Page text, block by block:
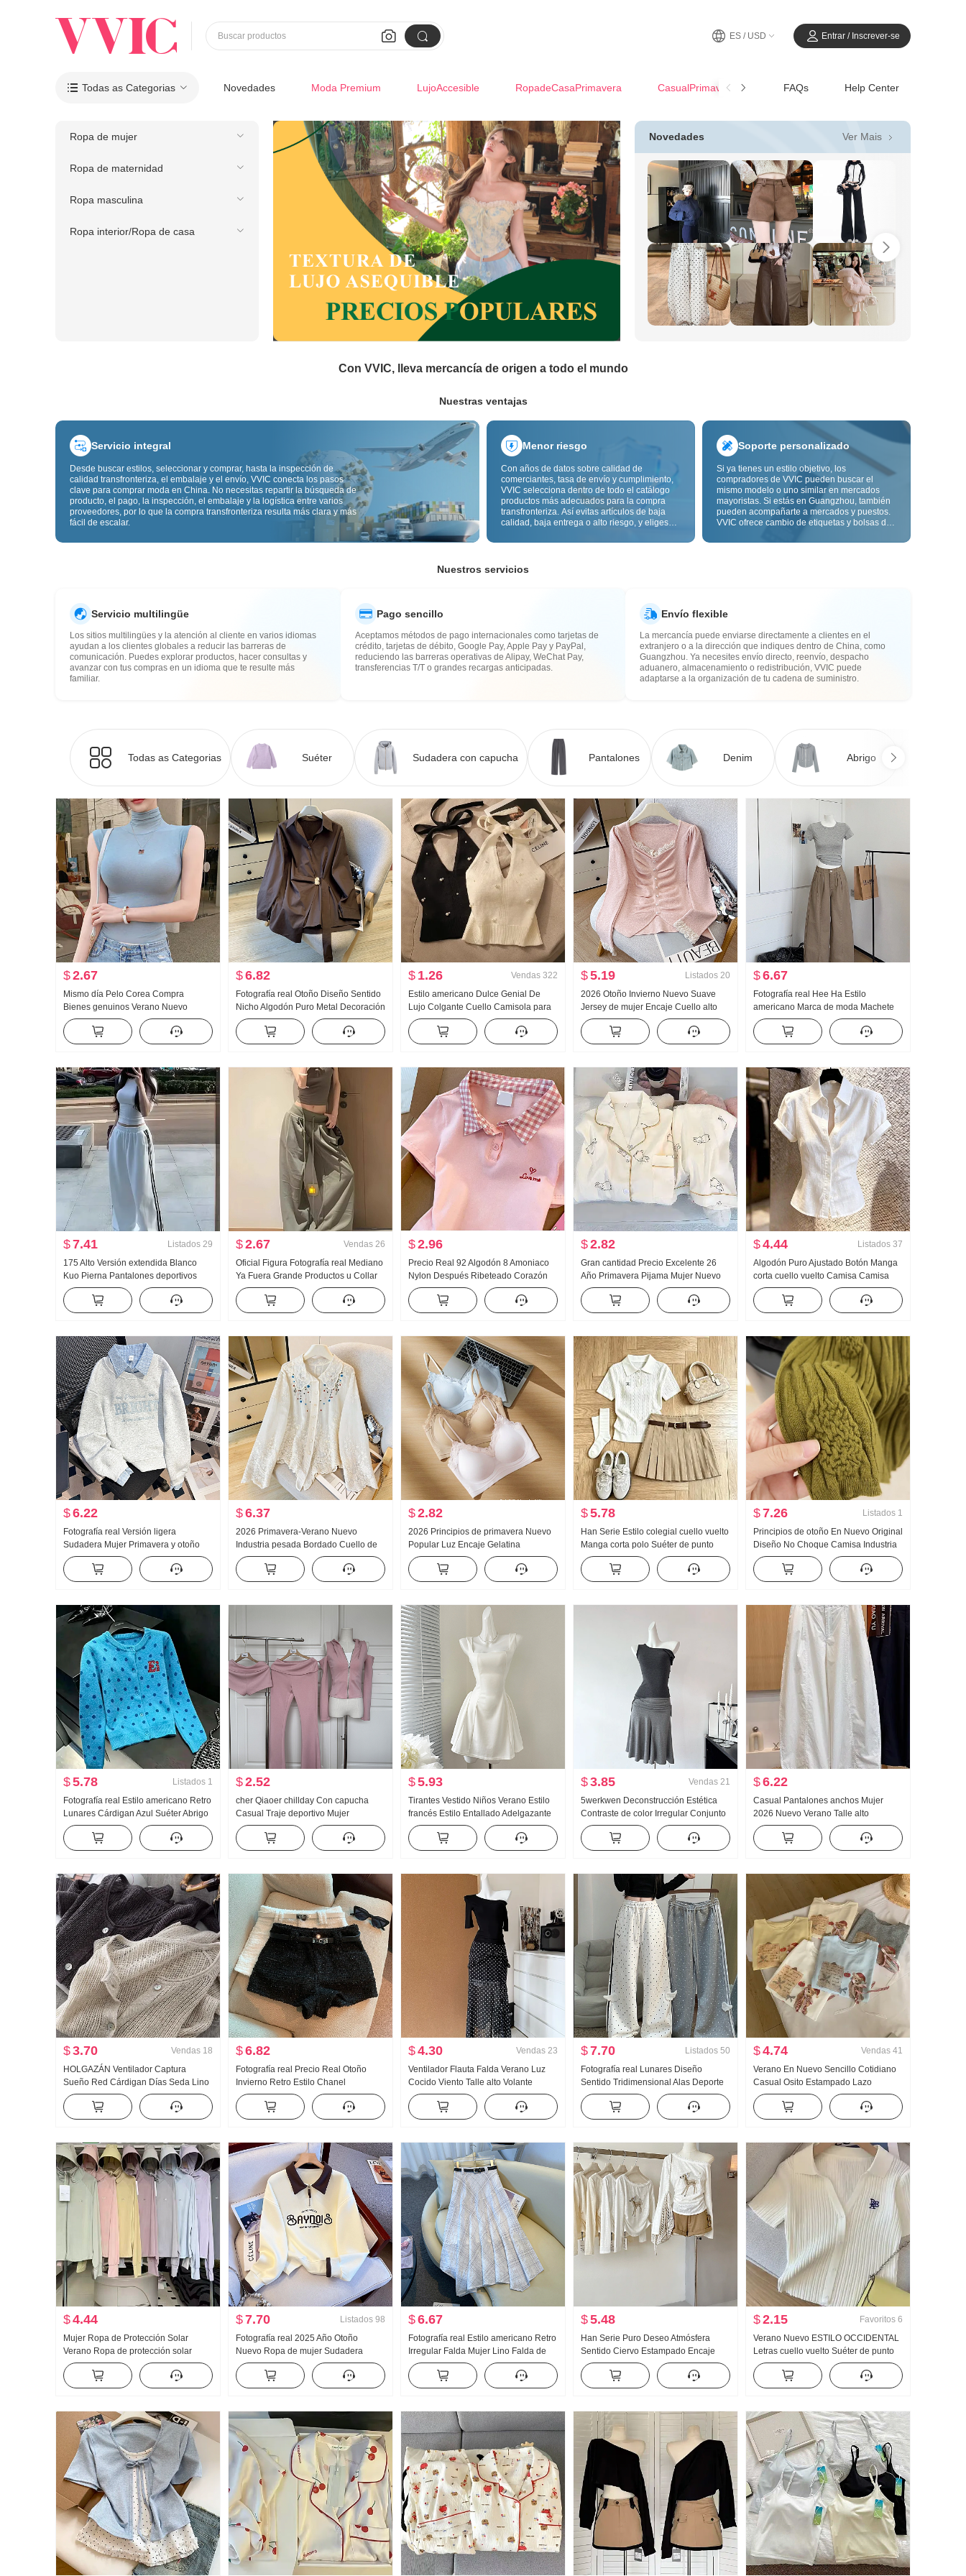
 
Buscar productos ES / USD Entrar / Inscrever-se
 Todas as Categorias Novedades Moda Premium LujoAccesible RopadeCasaPrimavera CasualPrimavera-Verano FAQs Help Center
Ropa de mujer
Ropa de maternidad
Ropa masculina
Ropa interior/Ropa de casa
Novedades Ver Mais 
Con VVIC, lleva mercancía de origen a todo el mundo
Nuestras ventajas
Servicio integral
Desde buscar estilos, seleccionar y comprar, hasta la inspección de
calidad transfronteriza, el embalaje y el envío, VVIC conecta los pasos
clave para comprar moda en China. No necesitas repartir la búsqueda de
producto, el pago, la inspección, el embalaje y la logística entre varios
proveedores, por lo que la compra transfronteriza resulta más clara y más
fácil de escalar.
Menor riesgo
Con años de datos sobre calidad de
comerciantes, tasa de envío y cumplimiento,
VVIC selecciona dentro de todo el catálogo
productos más adecuados para la compra
transfronteriza. Así evitas artículos de baja
calidad, baja entrega o alto riesgo, y eliges
calidad transfronteriza y las etiquetas de
aduana y posventa.
Soporte personalizado
Si ya tienes un estilo objetivo, los
compradores de VVIC pueden buscar el
mismo modelo o uno similar en mercados
mayoristas. Si estás en Guangzhou, también
pueden acompañarte a mercados y puestos.
VVIC ofrece cambio de etiquetas y bolsas de
imagen o muestra, para que tu compra sea
Nuestros servicios
Servicio multilingüe
Los sitios multilingües y la atención al cliente en varios idiomas
ayudan a los clientes globales a reducir las barreras de
comunicación. Puedes explorar productos, hacer consultas y
avanzar con tus compras en un idioma que te resulte más
familiar.
Pago sencillo
Aceptamos métodos de pago internacionales como tarjetas de
crédito, tarjetas de débito, Google Pay, Apple Pay y PayPal,
reduciendo las barreras operativas de Alipay, WeChat Pay,
transferencias T/T o grandes recargas anticipadas.
Envío flexible
La mercancía puede enviarse directamente a clientes en el
extranjero o a la dirección que indiques dentro de China, como
Guangzhou. Ya necesites envío directo, reenvío, despacho
aduanero, almacenamiento o redistribución, VVIC puede
adaptarse a la organización de tu cadena de suministro.
Todas as Categorias Suéter Sudadera con capucha Pantalones Denim Abrigo
$2.67
Mismo día Pelo Corea Compra
Bienes genuinos Verano Nuevo
an659 Super hao Aspecto Caracola
Color Micro Transparente Cuello alto
Base Camiseta
$6.82
Fotografía real Otoño Diseño Sentido
Nicho Algodón Puro Metal Decoración
Entallado Adelgazante Holgado
Manga Larga Camisa Top Mujer
$ 1.26 Vendas 322
Estilo americano Dulce Genial De
Lujo Colgante Cuello Camisola para
mujer Verano Para uso exterior
Interior Partido Camiseta Interior
Chica atrevida tejido de punto Top sin
$5.19 Listados 20
2026 Otoño Invierno Nuevo Suave
Jersey de mujer Encaje Cuello alto
Acolchado Suéter de punto Mujer
Diseño Sentido Encaje Manga Larga
Top
$6.67
Fotografía real Hee Ha Estilo
americano Marca de moda Machete
Vaqueros Holgado Kuo Pierna Casual
Pantalones
$7.41 Listados 29
175 Alto Versión extendida Blanco
Kuo Pierna Pantalones deportivos
Mujer Primavera y otoño Nuevo
Versátil Rayas Casual Arrastrando
Pantalones
$2.67 Vendas 26
Oficial Figura Fotografía real Mediano
Ya Fuera Grande Productos u Collar
Hueso de buey Hebilla En forma de I
Chaleco Tirantes Kuo Pierna
Arrastrando Deporte Pantalones
$2.96
Precio Real 92 Algodón 8 Amoniaco
Nylon Después Ribeteado Corazón
Bordado Dulce Corto Cuello polo
Camiseta Ajustado Petite Moda
$2.82
Gran cantidad Precio Excelente 26
Año Primavera Pijama Mujer Nuevo
Nubes Algodón Manga Larga
Pequeño cuello vuelto Ropa de casa
Conjunto Transmisión en vivo Alto
$4.44 Listados 37
Algodón Puro Ajustado Botón Manga
corta cuello vuelto Camisa Camisa
Mujer 2026 Verano Avanzado Sentido
Luz Lujo Suave Viento Top
$6.22
Fotografía real Versión ligera
Sudadera Mujer Primavera y otoño
Nuevo Han Serie Dos piezas falsas
Holgado Espina Bordado Rayas
Cuello polo Top
$6.37
2026 Primavera-Verano Nuevo
Industria pesada Bordado Cuello de
muñeca Camisa para mujer Estilo
francés Retro Protección solar
Cárdigan
$2.82
2026 Principios de primavera Nuevo
Popular Luz Encaje Gelatina
Pegamento Tira Corsé Interior
Cinturón Pecho Almohadilla
Adelgazante Chaleco para mujer
$5.78
Han Serie Estilo colegial cuello vuelto
Manga corta polo Suéter de punto
Conjunto Mujer 2026 Verano Nuevo
Gigante Bonito Plisado Falda
$7.26 Listados 1
Principios de otoño En Nuevo Original
Diseño No Choque Camisa Industria
pesada Jacquard tejido de punto Top
Mujer Otoño Nuevo Adelgazante
$5.78 Listados 1
Fotografía real Estilo americano Retro
Lunares Cárdigan Azul Suéter Abrigo
para mujer Otoño Nuevo HOLGAZÁN
Viento Suéter de punto Top ins
$2.52
cher Qiaoer chillday Con capucha
Casual Traje deportivo Mujer
Primavera Hombros descubiertos
Abrigo pantalones acampanados
Conjunto de tres piezas
$5.93
Tirantes Vestido Niños Verano Estilo
francés Estilo Entallado Adelgazante
Vestido sin mangas Minifalda
$3.85 Vendas 21
5werkwen Deconstrucción Estética
Contraste de color Irregular Conjunto
Grupo Oblicuo Hombro Lai
Competencia Er Chaleco Oblicuo
Péndulo Falda corta Conjunto
$6.22
Casual Pantalones anchos Mujer
2026 Nuevo Verano Talle alto
Adelgazante Talla grande Petite
Sencillo Holgado Nueve puntos
Machete Pantalones
$3.70 Vendas 18
HOLGAZÁN Ventilador Captura
Sueño Red Cárdigan Días Seda Lino
Hecho a mano Selección Agujero
Calado tejido de punto Cárdigan
Mujer Acondicionador de aire Camisa
$6.82
Fotografía real Precio Real Otoño
Invierno Retro Estilo Chanel
Pantalones cortos Pantalones de
montar
$4.30 Vendas 23
Ventilador Flauta Falda Verano Luz
Cocido Viento Talle alto Volante
Abertura Negro Lunares Falda Días
Seda Oblicuo Hombro Ropa
$7.70 Listados 50
Fotografía real Lunares Diseño
Sentido Tridimensional Alas Deporte
Wei Pantalones Mujer Nuevo Luz Asia
Viento Holgado Recto Adelgazante
Pantalones casuales
$4.74 Vendas 41
Verano En Nuevo Sencillo Cotidiano
Casual Osito Estampado Lazo
Holgado Nicho Manga corta Camiseta
Estilo coreano tejido de punto Top
$4.44
Mujer Ropa de Protección Solar
Verano Ropa de protección solar
Nailon Versión ligera Hielo Seda
Transpirable Abrigo Holgado Talla
grande Sudadera con capucha
$7.70 Listados 98
Fotografía real 2025 Año Otoño
Nuevo Ropa de mujer Sudadera
Reducción de edad Mitad Cremallera
Moda Cuello polo Casual Versátil
Adelgazante
$6.67
Fotografía real Estilo americano Retro
Irregular Falda Mujer Lino Falda de
longitud media Cuadros Falda de
línea A Irregular Cola de pez Péndulo
Falda
$5.48
Han Serie Puro Deseo Atmósfera
Sentido Ciervo Estampado Encaje
Encaje Oblicuo Hombro Camiseta
Hombros descubiertos Top
$2.15 Favoritos 6
Verano Nuevo ESTILO OCCIDENTAL
Letras cuello vuelto Suéter de punto
Mujer Diseño Sentido Ajustado Corto
Camisa pequeña Puro Deseo Viento
Adelgazante Top